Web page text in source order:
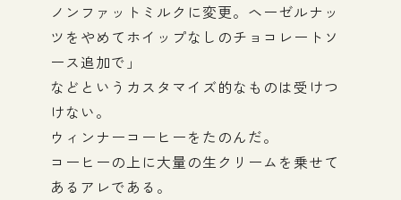
ノンファットミルクに変更。ヘーゼルナッ
ツをやめてホイップなしのチョコレートソ
ース追加で」
などというカスタマイズ的なものは受けつ
けない。
ウィンナーコーヒーをたのんだ。
コーヒーの上に大量の生クリームを乗せて
あるアレである。